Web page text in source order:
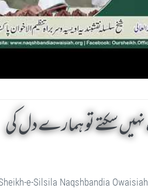
سکتے تو ہمارے دل کی
e-Silsila Naqshbandia